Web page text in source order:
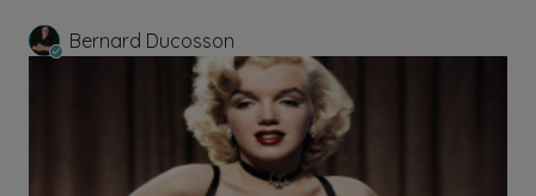
Bernard Ducosson